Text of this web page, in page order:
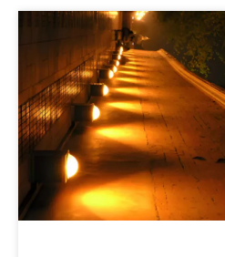
strømspare